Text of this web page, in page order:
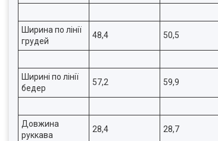
Ширина по лінії
грудей
48,4 50,5
Ширині по лінії
бедер
57,2 59,9
Довжина
руккава
28,4 28,7